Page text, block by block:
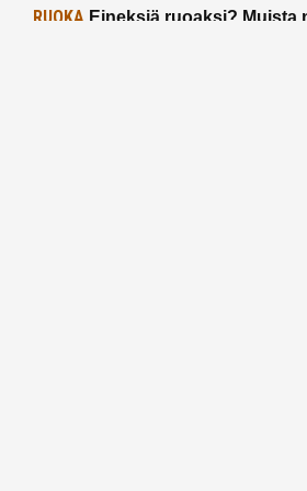
RUOKA Eineksiä ruoaksi? Muista